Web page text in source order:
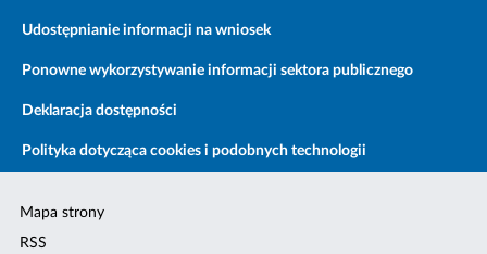
Udostępnianie informacji na wniosek
Ponowne wykorzystywanie informacji sektora publicznego
Deklaracja dostępności
Polityka dotycząca cookies i podobnych technologii
Mapa strony
RSS